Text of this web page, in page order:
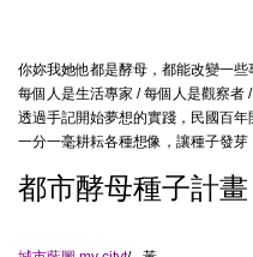
你妳我她他都是酵母，都能改變一些
每個人是生活專家 / 每個人是觀察者
透過手記開始夢想的實踐，民國百年
一分一毫耕耘各種想像，讓種子發芽
都市酵母種子計畫